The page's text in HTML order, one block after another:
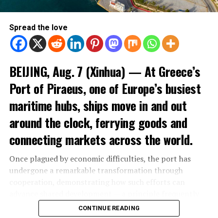
Spread the love
BEIJING, Aug. 7 (Xinhua) — At Greece’s
Port of Piraeus, one of Europe’s busiest
maritime hubs, ships move in and out
around the clock, ferrying goods and
connecting markets across the world.
Once plagued by economic difficulties, the port has
undergone a remarkable transformation through
highlighted by Chinese President Xi Jinping in his
CONTINUE READING